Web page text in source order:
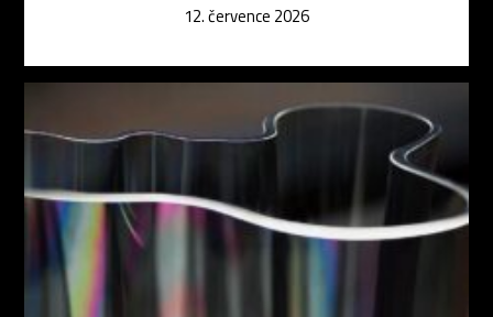
12. července 2026